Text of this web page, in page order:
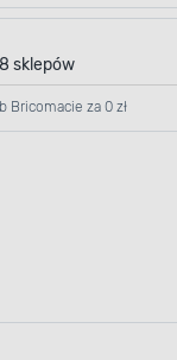
sklepów
Bricomacie za 0 zł